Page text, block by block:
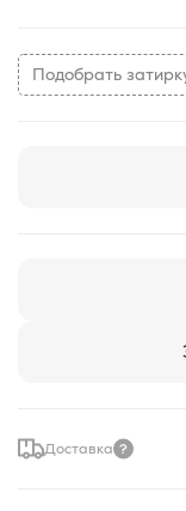
Подобрать
Доставка